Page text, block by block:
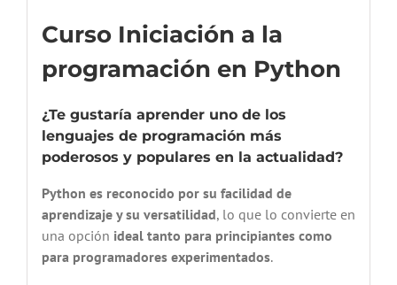
Curso Iniciación a la
programación en Python
¿Te gustaría aprender uno de los
lenguajes de programación más
poderosos y populares en la actualidad?
Python es reconocido por su facilidad de
aprendizaje y su versatilidad, lo que lo convierte en
una opción ideal tanto para principiantes como
para programadores experimentados.